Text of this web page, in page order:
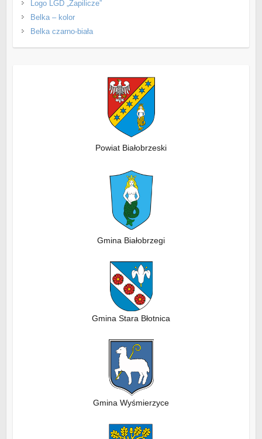
Logo LGD „Zapilicze”
Belka – kolor
Belka czarno-biała
Powiat Białobrzeski
Gmina Białobrzegi
Gmina Stara Błotnica
Gmina Wyśmierzyce